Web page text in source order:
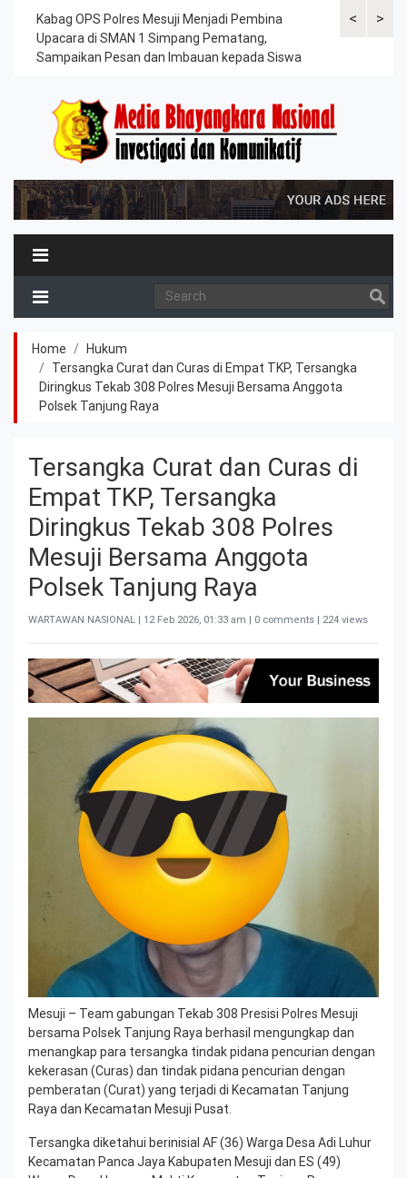
<
Kabag OPS Polres Mesuji Menjadi Pembina
Upacara di SMAN 1 Simpang Pematang,
Sampaikan Pesan dan Imbauan kepada Siswa
Kapolres
>
Home
Hukum
Tersangka Curat dan Curas di Empat TKP, Tersangka
Diringkus Tekab 308 Polres Mesuji Bersama Anggota
Polsek Tanjung Raya
Tersangka Curat dan Curas di
Empat TKP, Tersangka
Diringkus Tekab 308 Polres
Mesuji Bersama Anggota
Polsek Tanjung Raya
WARTAWAN NASIONAL | 12 Feb 2026, 01:33 am | 0 comments | 224 views
Mesuji – Team gabungan Tekab 308 Presisi Polres Mesuji
bersama Polsek Tanjung Raya berhasil mengungkap dan
menangkap para tersangka tindak pidana pencurian dengan
kekerasan (Curas) dan tindak pidana pencurian dengan
pemberatan (Curat) yang terjadi di Kecamatan Tanjung
Raya dan Kecamatan Mesuji Pusat.
Tersangka diketahui berinisial AF (36) Warga Desa Adi Luhur
Kecamatan Panca Jaya Kabupaten Mesuji dan ES (49)